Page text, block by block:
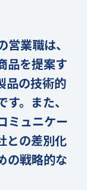
業職は、
品を提案す
品の技術的
。また、
ミュニケー
との差別化
の戦略的な